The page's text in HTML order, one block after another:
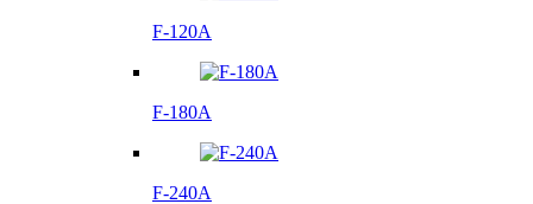
F-120A
F-180A
F-240A